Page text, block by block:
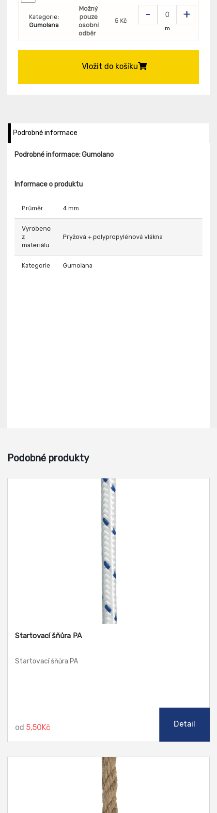
Kategorie:
Gumolana
Možný
pouze
osobní
odběr
5 Kč - +
m
Vložit do košíku
Podrobné informace
Podrobné informace: Gumolano
Informace o produktu
Průměr 4 mm
Vyrobeno
z
materiálu
Pryžová + polypropylénová vlákna
Kategorie Gumolana
Podobné produkty
Startovací šňůra PA
Startovací šňůra PA
od 5,50Kč Detail